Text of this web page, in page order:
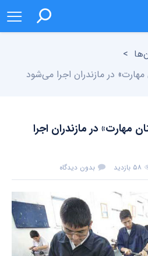
>
در مازندران اجرا می‌شود
مهارت» در مازندران اجرا
۵۸ بازدید بدون دیدگاه